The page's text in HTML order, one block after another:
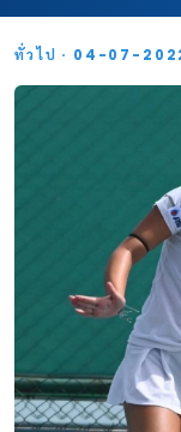
ทั่วไป · 04-07-